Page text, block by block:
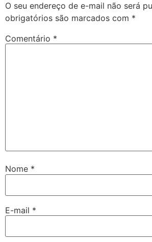
O seu endereço de e-mail não será
obrigatórios são marcados com *
Comentário *
Nome *
E-mail *